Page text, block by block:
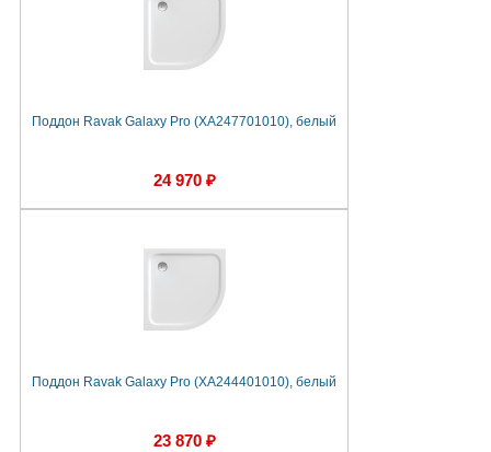
Поддон Ravak Galaxy Pro (XA247701010), белый
24 970 ₽
Поддон Ravak Galaxy Pro (XA244401010), белый
23 870 ₽